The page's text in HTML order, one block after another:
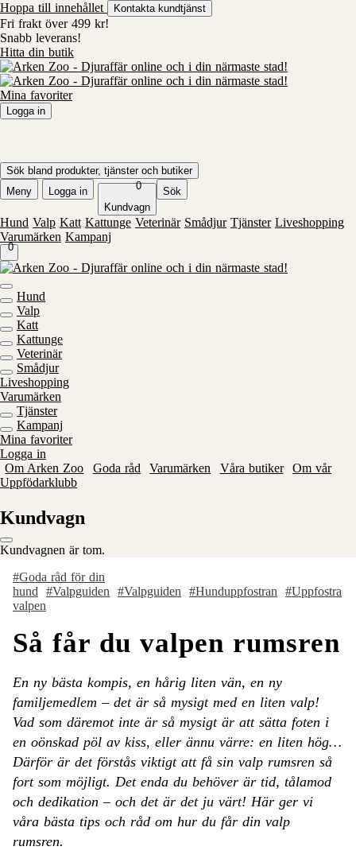
Hoppa till innehållet Kontakta kundtjänst
Fri frakt över 499 kr!
Snabb leverans!
Hitta din butik
Mina favoriter
Logga in
Sök bland produkter, tjänster och butiker
Meny
Logga in
0
Kundvagn
Sök
Hund Valp Katt Kattunge Veterinär Smådjur Tjänster Liveshopping
Varumärken Kampanj
0
Hund
Valp
Katt
Kattunge
Veterinär
Smådjur
Liveshopping
Varumärken
Tjänster
Kampanj
Mina favoriter
Logga in
Om Arken Zoo
Goda råd Varumärken Våra butiker
Om vår
Uppfödarklubb
Kundvagn
Kundvagnen är tom.
#Goda råd för din
hund
#Valpguiden #Valpguiden #Hunduppfostran
#Uppfostra
valpen
Så får du valpen rumsren
En ny bästa kompis, en hårig liten vän, en ny
familjemedlem – det är så mysigt med en liten valp!
Vad som däremot inte är så mysigt är att sätta foten i
en oönskad pöl av kiss, eller ännu värre: en liten hög…
Därför är det förstås viktigt att få sin valp rumsren så
fort som möjligt. Det enda du behöver är tid, tålamod
och dedikation – och det är det ju värt! Här ger vi
våra bästa tips och råd om hur du får din valp
rumsren.